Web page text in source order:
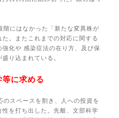
にはなかった「新たな変異株が
。またこれまでの対応に関する
化や 感染症法の在り方、及び保
り込まれている。
に求める
スペースを割き、人への投資を
を打ち出した。先般、文部科学